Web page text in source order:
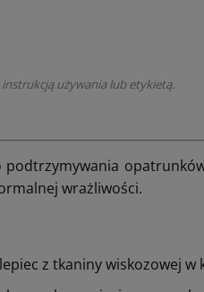
używania lub etykietą.
wrażliwości.
z tkaniny wiskozowej w